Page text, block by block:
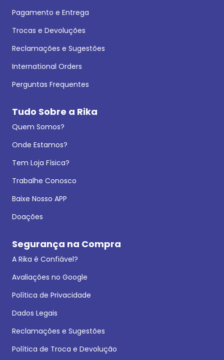
Pagamento e Entrega
Trocas e Devoluções
Reclamações e Sugestões
International Orders
Perguntas Frequentes
Tudo Sobre a Rika
Quem Somos?
Onde Estamos?
Tem Loja Física?
Trabalhe Conosco
Baixe Nosso APP
Doações
Segurança na Compra
A Rika é Confiável?
Avaliações no Google
Política de Privacidade
Dados Legais
Reclamações e Sugestões
Política de Troca e Devolução